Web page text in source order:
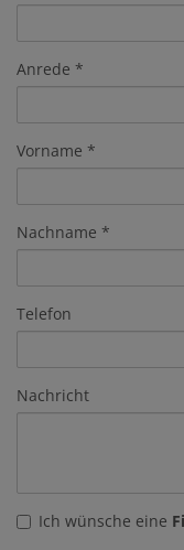
Anrede
Vorname
Nachname
Telefon
Nachricht
Ich wünsche eine